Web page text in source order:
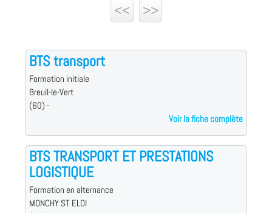
<<
>>
BTS transport
Formation initiale
Breuil-le-Vert
(60) -
Voir la fiche complète
BTS TRANSPORT ET PRESTATIONS
LOGISTIQUE
Formation en alternance
MONCHY ST ELOI